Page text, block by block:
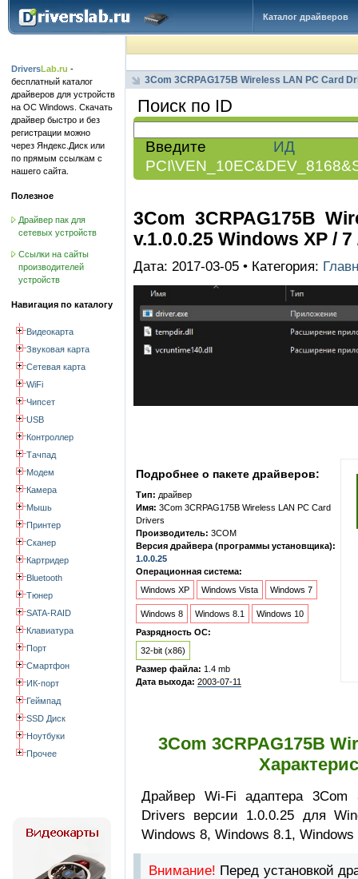
Каталог драйверов
DriversLab.ru -
бесплатный каталог
драйверов для устройств
на ОС Windows. Скачать
драйвер быстро и без
регистрации можно
через Яндекс.Диск или
по прямым ссылкам с
нашего сайта.
Полезное
Драйвер пак для
сетевых устройств
Ссылки на сайты
производителей
устройств
Навигация по каталогу
Видеокарта
Звуковая карта
Сетевая карта
WiFi
Чипсет
USB
Контроллер
Тачпад
Модем
Камера
Мышь
Принтер
Сканер
Картридер
Bluetooth
Тюнер
SATA-RAID
Клавиатура
Порт
Смартфон
ИК-порт
Геймпад
SSD Диск
Ноутбуки
Прочее
3Com 3CRPAG175B Wireless LAN PC Card
Поиск по ID
Введите ИД
3Com 3CRPAG175B
v.1.0.0.25 Windows XP /
Дата: 2017-03-05 • Категория:
Подробнее о пакете драйверов:
Тип: драйвер
Имя: 3Com 3CRPAG175B Wireless LAN PC Card
Drivers
Производитель: 3COM
Версия драйвера (программы установщика):
1.0.0.25
Операционная система:
Windows XP
Windows Vista Windows 7
Windows 8 Windows 8.1
Windows 10
Разрядность ОС:
32-bit (x86)
Размер файла: 1.4 mb
Дата выхода: 2003-07-11
3Com 3CRPAG175B
Драйвер Wi-Fi адаптера 3Com
Drivers версии 1.0.0.25 для
Windows 8, Windows 8.1, Windows
Внимание! Перед установкой